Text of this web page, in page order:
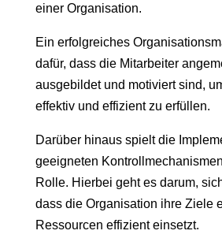
einer Organisation.
Ein erfolgreiches
dafür, dass die Mitarbeiter
ausgebildet und motiviert sind,
effektiv und effizient zu erfüllen.
Darüber hinaus spielt die
geeigneten
Rolle. Hierbei geht es darum,
dass die Organisation ihre Ziele
Ressourcen effizient einsetzt.